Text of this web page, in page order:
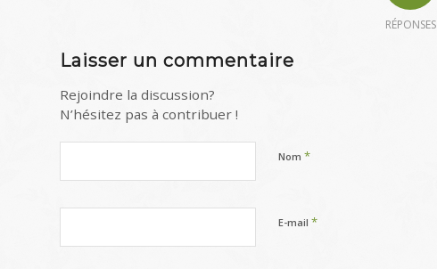
RÉPONSES
Laisser un commentaire
Rejoindre la discussion?
N’hésitez pas à contribuer !
Nom *
E-mail *